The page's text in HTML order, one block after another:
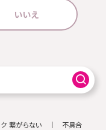
いいえ
検
索
繋がらない 不具合